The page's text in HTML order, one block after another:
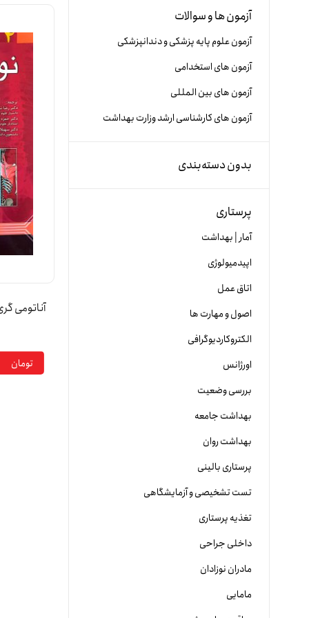
آزمون ها و سوالات
آزمون علوم پایه پزشکی و دندانپزشکی
آزمون های استخدامی
آزمون های بین المللی
آزمون های کارشناسی ارشد وزارت بهداشت
بدون دسته‌بندی
پرستاری
آمار | بهداشت
اپیدمیولوژی
اتاق عمل
اصول و مهارت ها
الکتروکاردیوگرافی
اورژانس
بررسی وضعیت
بهداشت جامعه
بهداشت روان
پرستاری بالینی
تست تشخیصی و آزمایشگاهی
تغذیه پرستاری
داخلی جراحی
مادران نوزادان
مامایی
تومان